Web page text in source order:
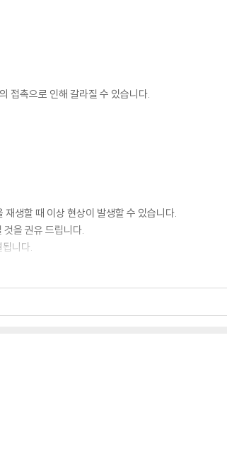
접촉으로 인해 갈라질 수 있습니다.
생할 때 이상 현상이 발생할 수 있습니다.
을 권유 드립니다.
니다.
경우가 있습니다. 턴테이블 스핀들에 맞지 않는 경우에
생에 이상이 있는 경우에는 불량으로 인한 반품/교환이